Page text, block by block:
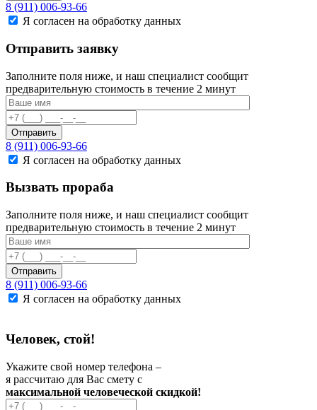
8 (911) 006-93-66
Я согласен на обработку данных
Отправить заявку
Заполните поля ниже, и наш специалист сообщит
предварительную стоимость в течение 2 минут
Отправить
8 (911) 006-93-66
Я согласен на обработку данных
Вызвать прораба
Заполните поля ниже, и наш специалист сообщит
предварительную стоимость в течение 2 минут
Отправить
8 (911) 006-93-66
Я согласен на обработку данных
Человек, стой!
Укажите свой номер телефона –
я рассчитаю для Вас смету с
максимальной человеческой скидкой!